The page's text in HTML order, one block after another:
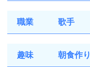
職業 歌手
趣味 朝食作り